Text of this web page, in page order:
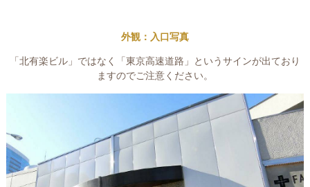
外観：入口写真
「北有楽ビル」ではなく「東京高速道路」というサインが出ており
ますのでご注意ください。